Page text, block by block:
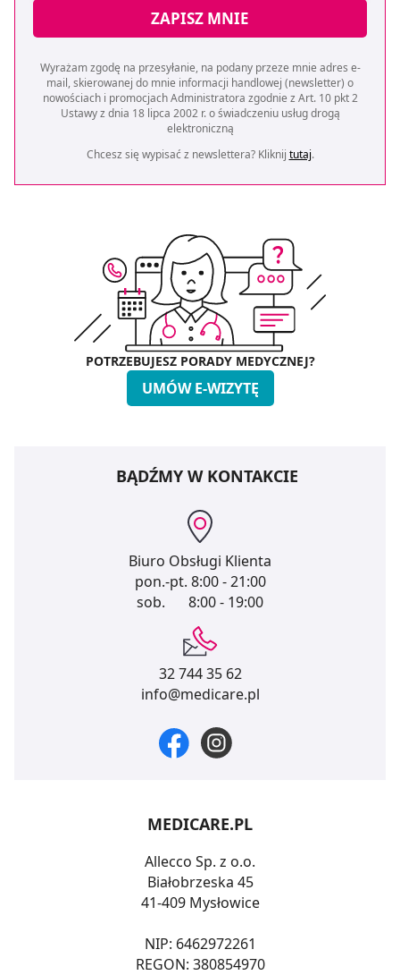
ZAPISZ MNIE
Wyrażam zgodę na przesyłanie, na podany przeze mnie adres e-
mail, skierowanej do mnie informacji handlowej (newsletter) o
nowościach i promocjach Administratora zgodnie z Art. 10 pkt 2
Ustawy z dnia 18 lipca 2002 r. o świadczeniu usług drogą
elektroniczną
Chcesz się wypisać z newslettera? Kliknij tutaj.
POTRZEBUJESZ PORADY MEDYCZNEJ?
UMÓW E-WIZYTĘ
BĄDŹMY W KONTAKCIE
Biuro Obsługi Klienta
pon.-pt. 8:00 - 21:00
sob.
8:00 - 19:00
32 744 35 62
info@medicare.pl
MEDICARE.PL
Allecco Sp. z o.o.
Białobrzeska 45
41-409 Mysłowice
NIP: 6462972261
REGON: 380854970